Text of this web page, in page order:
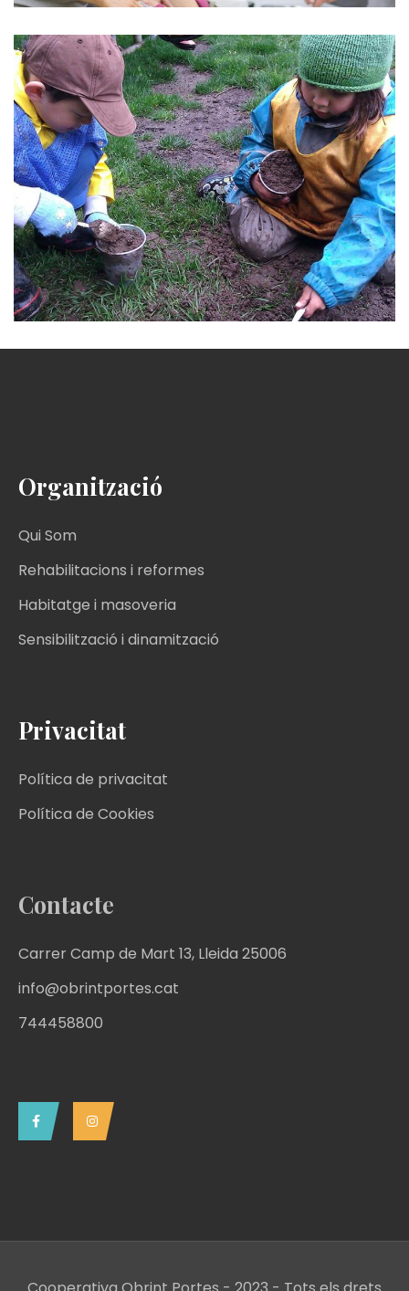
Organització
Qui Som
Rehabilitacions i reformes
Habitatge i masoveria
Sensibilització i dinamització
Privacitat
Política de privacitat
Política de Cookies
Contacte
Carrer Camp de Mart 13, Lleida 25006
info@obrintportes.cat
744458800